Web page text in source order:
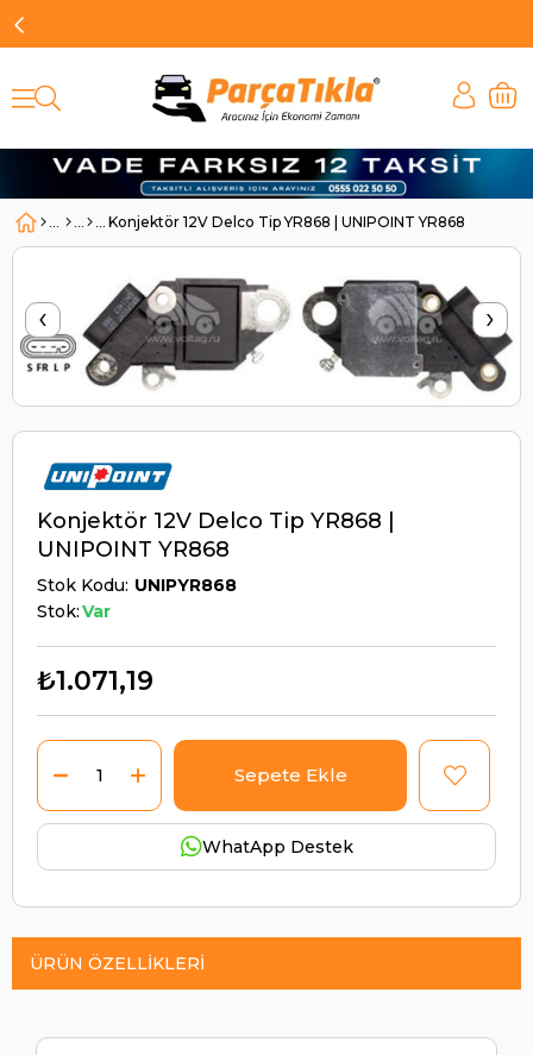
Konjektör 12V Delco Tip YR868 | UNIPOINT YR868
‹ ›
Konjektör 12V Delco Tip YR868 |
UNIPOINT YR868
Stok Kodu UNIPYR868
Stok:Var
₺1.071,19
WhatApp Destek
ÜRÜN ÖZELLIKLERI